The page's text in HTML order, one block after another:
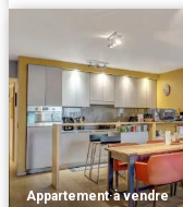
Appartement·à vendre